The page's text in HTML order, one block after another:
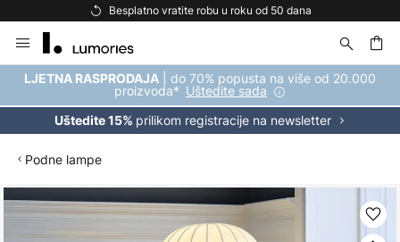
Besplatno vratite robu u roku od 50 dana
to
Content
LJETNA RASPRODAJA | do 70% popusta na više od 20.000
proizvoda* Uštedite sada
Uštedite 15% prilikom registracije na newsletter
Podne lampe
Skip